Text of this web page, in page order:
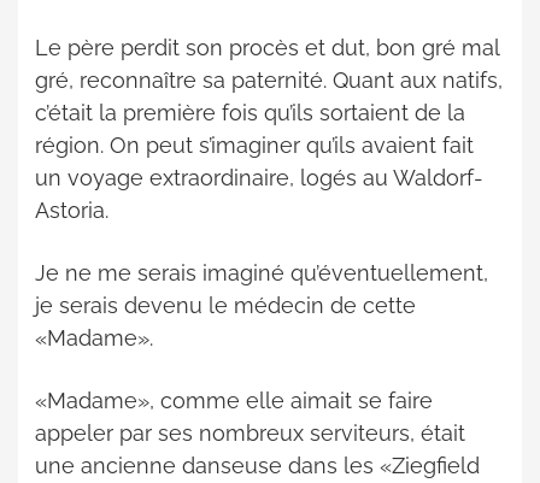
Le père perdit son procès et dut, bon gré mal
gré, reconnaître sa paternité. Quant aux natifs,
c’était la première fois qu’ils sortaient de la
région. On peut s’imaginer qu’ils avaient fait
un voyage extraordinaire, logés au Waldorf-
Astoria.
Je ne me serais imaginé qu’éventuellement,
je serais devenu le médecin de cette
«Madame».
«Madame», comme elle aimait se faire
appeler par ses nombreux serviteurs, était
une ancienne danseuse dans les «Ziegfield